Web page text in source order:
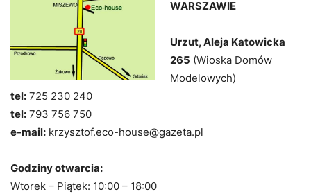
WARSZAWIE
Urzut, Aleja Katowicka
265 (Wioska Domów
Modelowych)
tel: 725 230 240
tel: 793 756 750
e-mail: krzysztof.eco-house@gazeta.pl
Godziny otwarcia:
Wtorek – Piątek: 10:00 – 18:00